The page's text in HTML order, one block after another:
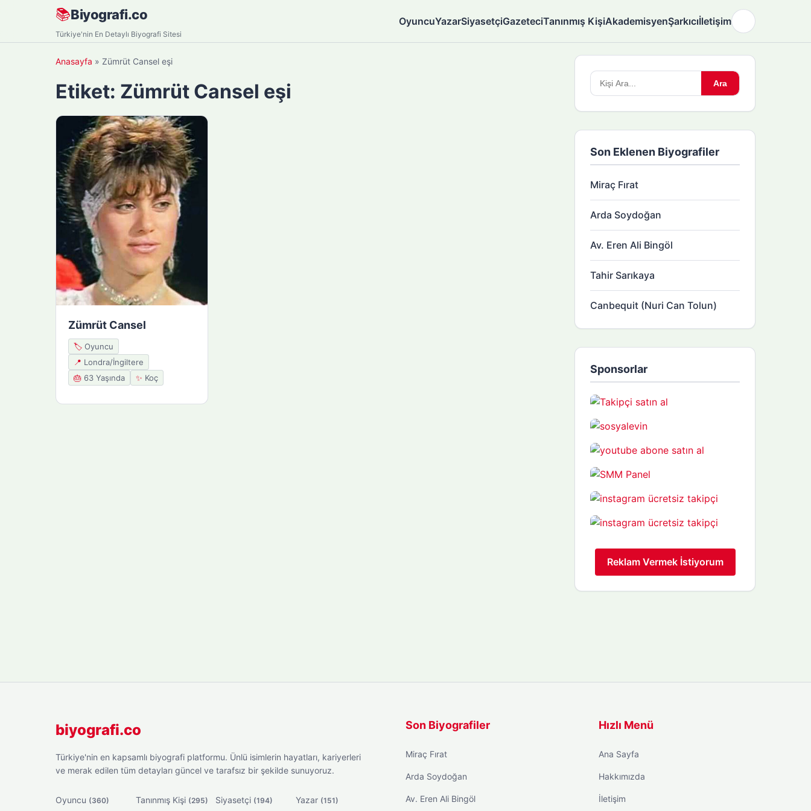
📚Biyografi.co
Türkiye'nin En Detaylı Biyografi Sitesi
OyuncuYazarSiyasetçiGazeteciTanınmış KişiAkademisyenŞarkıcıİletişim
Anasayfa » Zümrüt Cansel eşi
Etiket: Zümrüt Cansel eşi
Zümrüt Cansel
🏷️ Oyuncu
📍 Londra/İngiltere
🎂 63 Yaşında ✨ Koç
Arama
yapın:
Ara
Son Eklenen Biyografiler
Miraç Fırat
Arda Soydoğan
Av. Eren Ali Bingöl
Tahir Sarıkaya
Canbequit (Nuri Can Tolun)
Sponsorlar
Reklam Vermek İstiyorum
biyografi.co
Türkiye'nin en kapsamlı biyografi platformu. Ünlü isimlerin hayatları, kariyerleri
ve merak edilen tüm detayları güncel ve tarafsız bir şekilde sunuyoruz.
Oyuncu (360) Tanınmış Kişi (295) Siyasetçi (194) Yazar (151)
Son Biyografiler
Miraç Fırat
Arda Soydoğan
Av. Eren Ali Bingöl
Hızlı Menü
Ana Sayfa
Hakkımızda
İletişim